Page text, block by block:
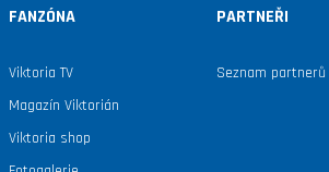
FANZÓNA
Viktoria TV
Magazín Viktorián
Viktoria shop
PARTNEŘI
Seznam partnerů